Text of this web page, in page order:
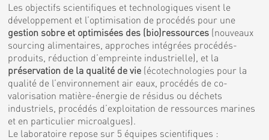
Les objectifs scientifiques et technologiques visent le
développement et l’optimisation de procédés pour une
gestion sobre et optimisées des (bio)ressources (nouveaux
sourcing alimentaires, approches intégrées procédés-
produits, réduction d’empreinte industrielle), et la
préservation de la qualité de vie (écotechnologies pour la
qualité de l’environnement air eaux, procédés de co-
valorisation matière-énergie de résidus ou déchets
industriels, procédés d’exploitation de ressources marines
et en particulier microalgues).
Le laboratoire repose sur 5 équipes scientifiques :